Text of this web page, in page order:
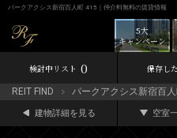
パークアクシス新宿百人町 415｜仲介料無料の賃貸情報
5大
キャンペーン
検討中リスト 0 保存し
REIT FIND パークアクシス新宿百
建物詳細を見る 空室